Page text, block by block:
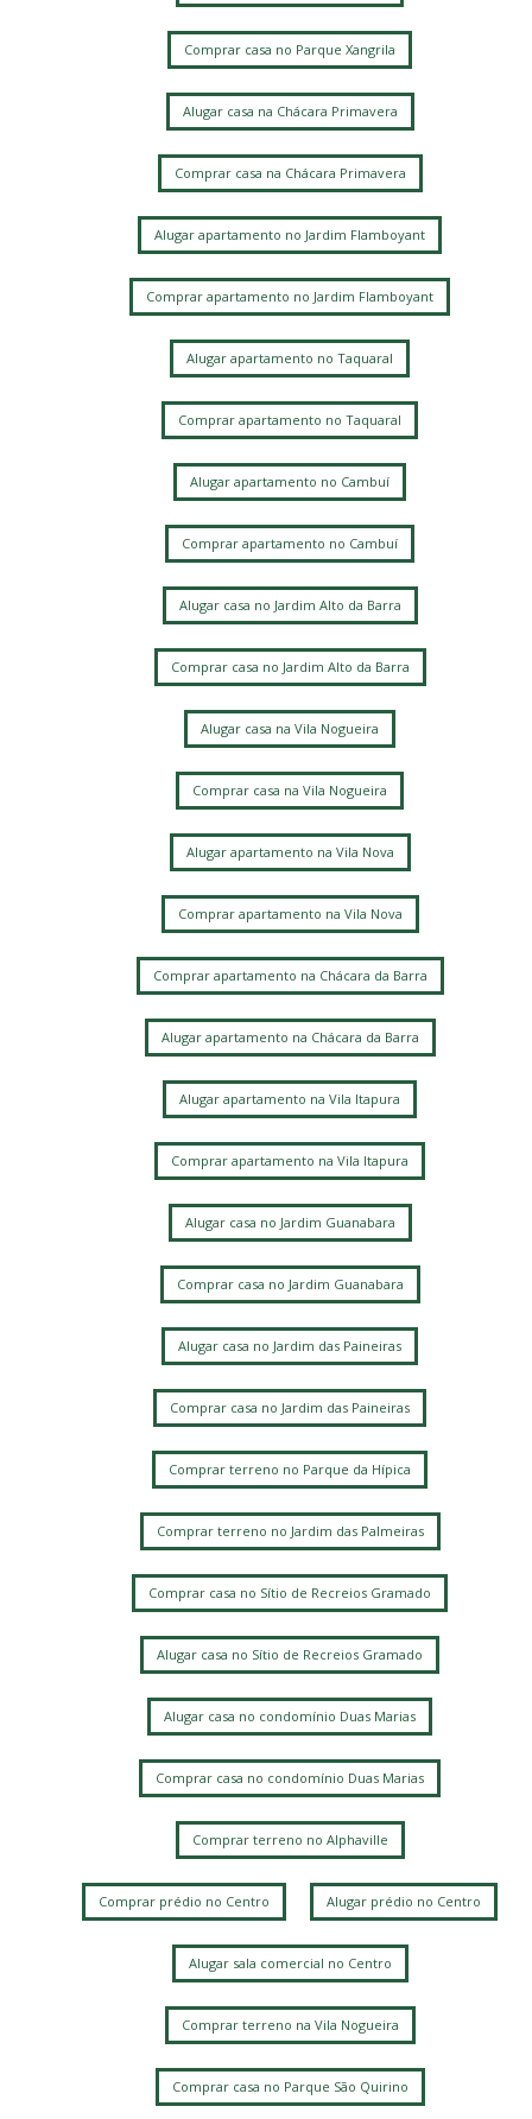
Comprar casa no Parque Xangrila
Alugar casa na Chácara Primavera
Comprar casa na Chácara Primavera
Alugar apartamento no Jardim Flamboyant
Comprar apartamento no Jardim Flamboyant
Alugar apartamento no Taquaral
Comprar apartamento no Taquaral
Alugar apartamento no Cambuí
Comprar apartamento no Cambuí
Alugar casa no Jardim Alto da Barra
Comprar casa no Jardim Alto da Barra
Alugar casa na Vila Nogueira
Comprar casa na Vila Nogueira
Alugar apartamento na Vila Nova
Comprar apartamento na Vila Nova
Comprar apartamento na Chácara da Barra
Alugar apartamento na Chácara da Barra
Alugar apartamento na Vila Itapura
Comprar apartamento na Vila Itapura
Alugar casa no Jardim Guanabara
Comprar casa no Jardim Guanabara
Alugar casa no Jardim das Paineiras
Comprar casa no Jardim das Paineiras
Comprar terreno no Parque da Hípica
Comprar terreno no Jardim das Palmeiras
Comprar casa no Sítio de Recreios Gramado
Alugar casa no Sítio de Recreios Gramado
Alugar casa no condomínio Duas Marias
Comprar casa no condomínio Duas Marias
Comprar terreno no Alphaville
Comprar prédio no Centro Alugar prédio no Centro
Alugar sala comercial no Centro
Comprar terreno na Vila Nogueira
Comprar casa no Parque São Quirino